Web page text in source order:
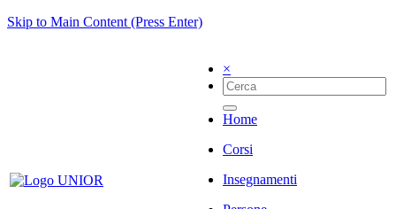
Skip to Main Content (Press Enter)
×
Home
Corsi
Insegnamenti